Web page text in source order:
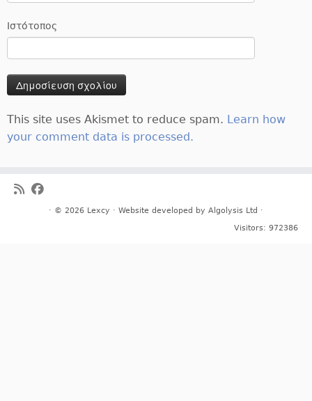
Ιστότοπος
This site uses Akismet to reduce spam. Learn how
your comment data is processed.
· © 2026 Lexcy · Website developed by Algolysis Ltd ·
Visitors: 972386